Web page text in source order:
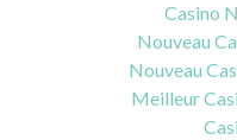
Casino
Nouveau
Nouveau
Meilleur